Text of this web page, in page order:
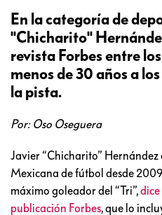
En la categoría de
"Chicharito"
revista Forbes entre
menos de 30 años a
la pista.
Por: Oso Oseguera
Javier “Chicharito” Hernández
Mexicana de fútbol desde
máximo goleador del “Tri”,
publicación Forbes, que lo